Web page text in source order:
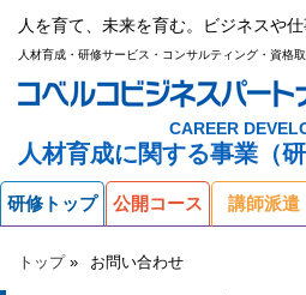
人を育て、未来を育む。ビジネスや
人材育成・研修サービス・コンサルティング・資格
CAREER
人材育成に関する事業（
研修トップ 公開コース 講師派遣
トップ お問い合わせ